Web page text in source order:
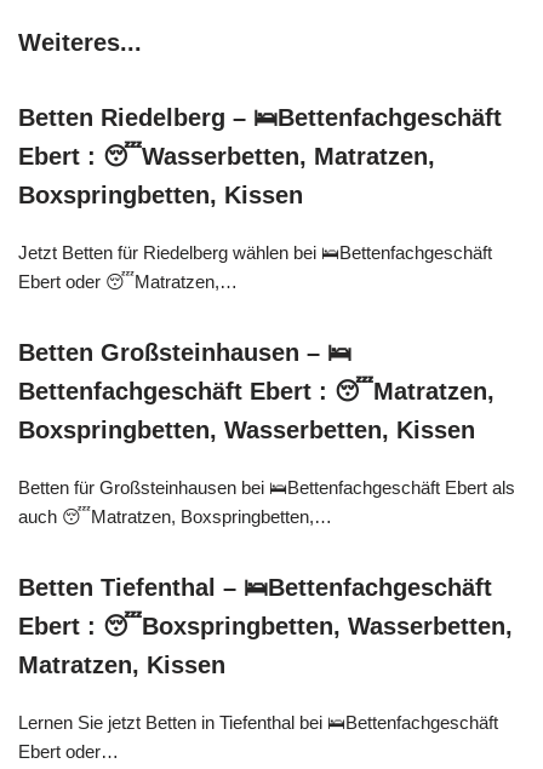
Weiteres...
Betten Riedelberg – 🛌Bettenfachgeschäft
Ebert : 😴Wasserbetten, Matratzen,
Boxspringbetten, Kissen
Jetzt Betten für Riedelberg wählen bei 🛌Bettenfachgeschäft
Ebert oder 😴Matratzen,…
Betten Großsteinhausen – 🛌
Bettenfachgeschäft Ebert : 😴Matratzen,
Boxspringbetten, Wasserbetten, Kissen
Betten für Großsteinhausen bei 🛌Bettenfachgeschäft Ebert als
auch 😴Matratzen, Boxspringbetten,…
Betten Tiefenthal – 🛌Bettenfachgeschäft
Ebert : 😴Boxspringbetten, Wasserbetten,
Matratzen, Kissen
Lernen Sie jetzt Betten in Tiefenthal bei 🛌Bettenfachgeschäft
Ebert oder…